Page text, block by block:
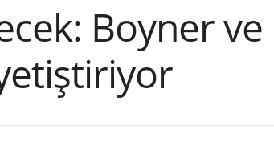
Boyner ve